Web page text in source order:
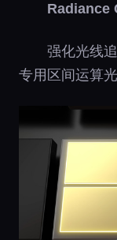
Radiance
强化光线
专用区间运算